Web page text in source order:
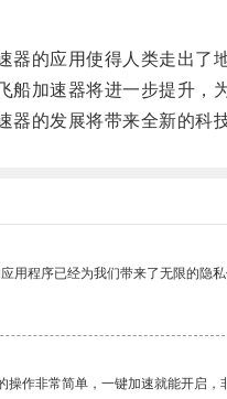
的应用使得人类走出了地
加速器将进一步提升，为
的发展将带来全新的科技
用程序已经为我们带来了无限的隐私
操作非常简单，一键加速就能开启，